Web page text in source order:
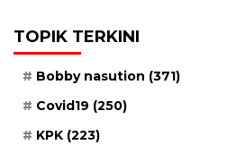
TOPIK TERKINI
Bobby nasution (371)
Covid19 (250)
KPK (223)